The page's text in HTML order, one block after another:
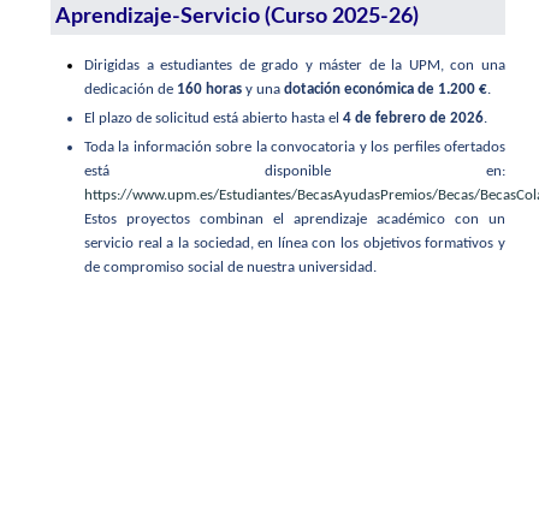
Aprendizaje-Servicio (Curso 2025-26)
Dirigidas a estudiantes de grado y máster de la UPM, con una
dedicación de 160 horas y una dotación económica de 1.200 €
El plazo de solicitud está abierto hasta el 4 de febrero de 2026.
Toda la información sobre la convocatoria y los perfiles ofertados
está disponible en:
https://www.upm.es/Estudiantes/BecasAyudasPremios/Becas/
Estos proyectos combinan el aprendizaje académico con un
servicio real a la sociedad, en línea con los objetivos formativos y
de compromiso social de nuestra universidad.